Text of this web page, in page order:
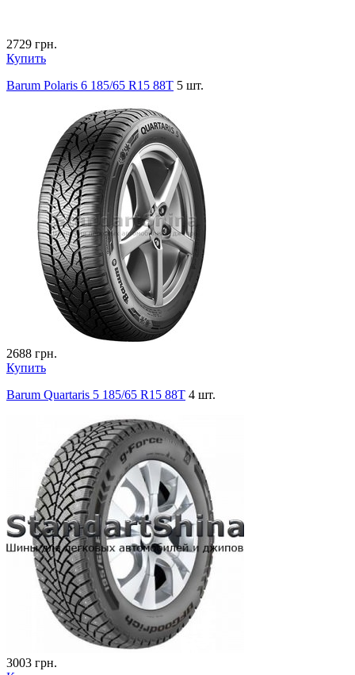
2729 грн.
Купить
Barum Polaris 6 185/65 R15 88T 5 шт.
2688 грн.
Купить
Barum Quartaris 5 185/65 R15 88T 4 шт.
3003 грн.